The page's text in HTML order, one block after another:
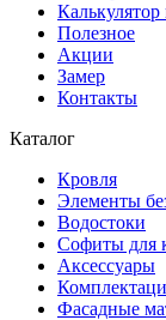
Полезное
Акции
Замер
Контакты
Каталог
Кровля
Элементы
Водостоки
Софиты для
Аксессуары
Фасадные